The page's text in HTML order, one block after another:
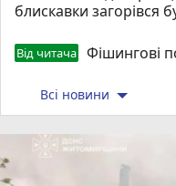
блискавки загорівся
Від читача Фішингові
Всі новини